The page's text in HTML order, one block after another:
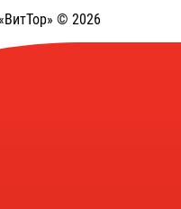
© 2026